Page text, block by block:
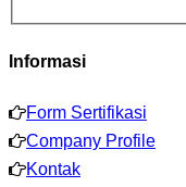
Informasi
Form Sertifikasi
Company Profile
Kontak